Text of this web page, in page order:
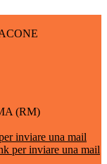
(RM)
inviare una mail
per inviare una mail